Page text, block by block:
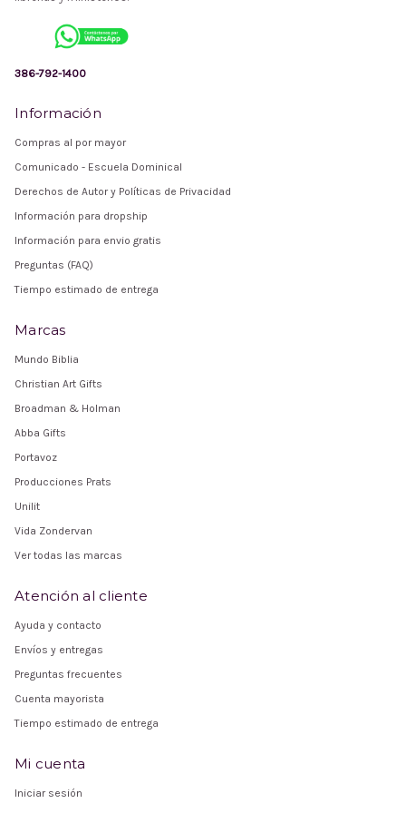
386-792-1400
Información
Compras al por mayor
Comunicado - Escuela Dominical
Derechos de Autor y Políticas de Privacidad
Información para dropship
Información para envio gratis
Preguntas (FAQ)
Tiempo estimado de entrega
Marcas
Mundo Biblia
Christian Art Gifts
Broadman & Holman
Abba Gifts
Portavoz
Producciones Prats
Unilit
Vida Zondervan
Ver todas las marcas
Atención al cliente
Ayuda y contacto
Envíos y entregas
Preguntas frecuentes
Cuenta mayorista
Tiempo estimado de entrega
Mi cuenta
Iniciar sesión